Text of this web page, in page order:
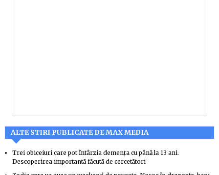
ALTE STIRI PUBLICATE DE MAX MEDIA
Trei obiceiuri care pot întârzia demența cu până la 13 ani.
Descoperirea importantă făcută de cercetători